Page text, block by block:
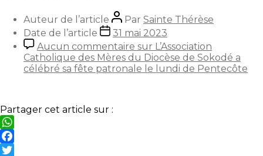
Auteur de l’article Par Sainte Thérèse
Date de l’article
31 mai 2023
Aucun commentaire sur L’Association
Catholique des Mères du Diocèse de Sokodé a
célébré sa fête patronale le lundi de Pentecôte
Partager cet article sur :
WhatsApp
Facebook